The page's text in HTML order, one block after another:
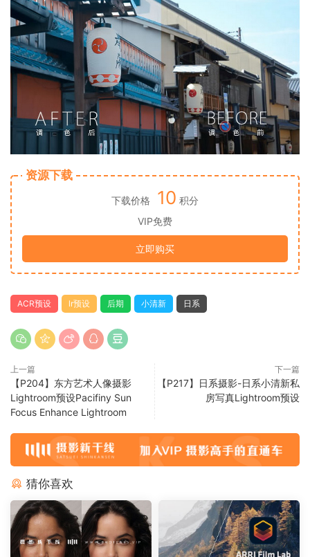
资源下载
下载价格 10 积分
VIP免费
立即购买
ACR预设 lr预设 后期 小清新 日系
上一篇
【P204】东方艺术人像摄影
Lightroom预设Pacifiny Sun
Focus Enhance Lightroom
下一篇
【P217】日系摄影-日系小清新私
房写真Lightroom预设
猜你喜欢